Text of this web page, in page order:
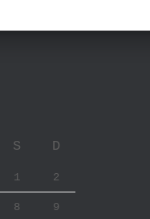
S D
1 2
8 9